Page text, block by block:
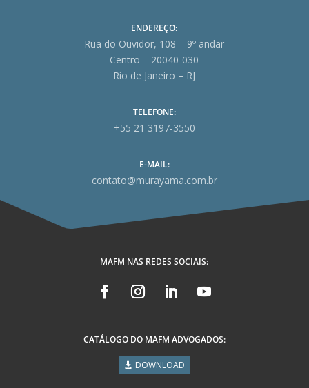
ENDEREÇO:
Rua do Ouvidor, 108 – 9º andar
Centro – 20040-030
Rio de Janeiro – RJ
TELEFONE:
+55 21 3197-3550
E-MAIL:
contato@murayama.com.br
MAFM NAS REDES SOCIAIS:
CATÁLOGO DO MAFM ADVOGADOS:
DOWNLOAD